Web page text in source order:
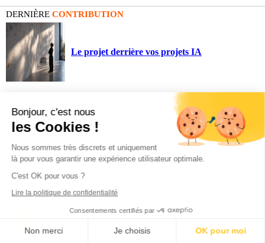
Bonjour, c'est nous
les Cookies !
Nous sommes très discrets et uniquement
là pour vous garantir une expérience utilisateur optimale.
C'est OK pour vous ?
Lire la politique de confidentialité
Consentements certifiés par
Non merci Je choisis OK pour moi
DERNIÈRE CONTRIBUTION
Le projet derrière vos projets IA